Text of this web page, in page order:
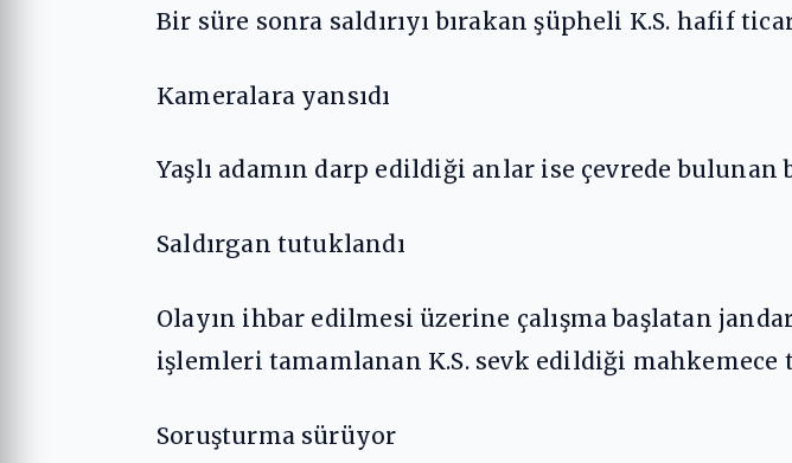
Bir süre sonra saldırıyı bırakan şüpheli K.S. hafif
Kameralara yansıdı
Yaşlı adamın darp edildiği anlar ise çevrede
Saldırgan tutuklandı
Olayın ihbar edilmesi üzerine çalışma başlatan
işlemleri tamamlanan K.S. sevk edildiği mahkemece
Soruşturma sürüyor